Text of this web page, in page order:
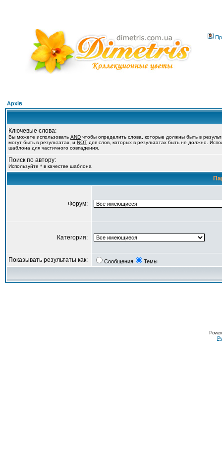
Архів
Ключевые слова:
Вы можете использовать AND чтобы определить слова, которые должны быть в
могут быть в результатах, и NOT для слов, которых в результатах быть не должно.
шаблона для частичного совпадения.
Поиск по автору:
Используйте * в качестве шаблона
Форум:
Категория:
Показывать результаты как: Сообщения Темы